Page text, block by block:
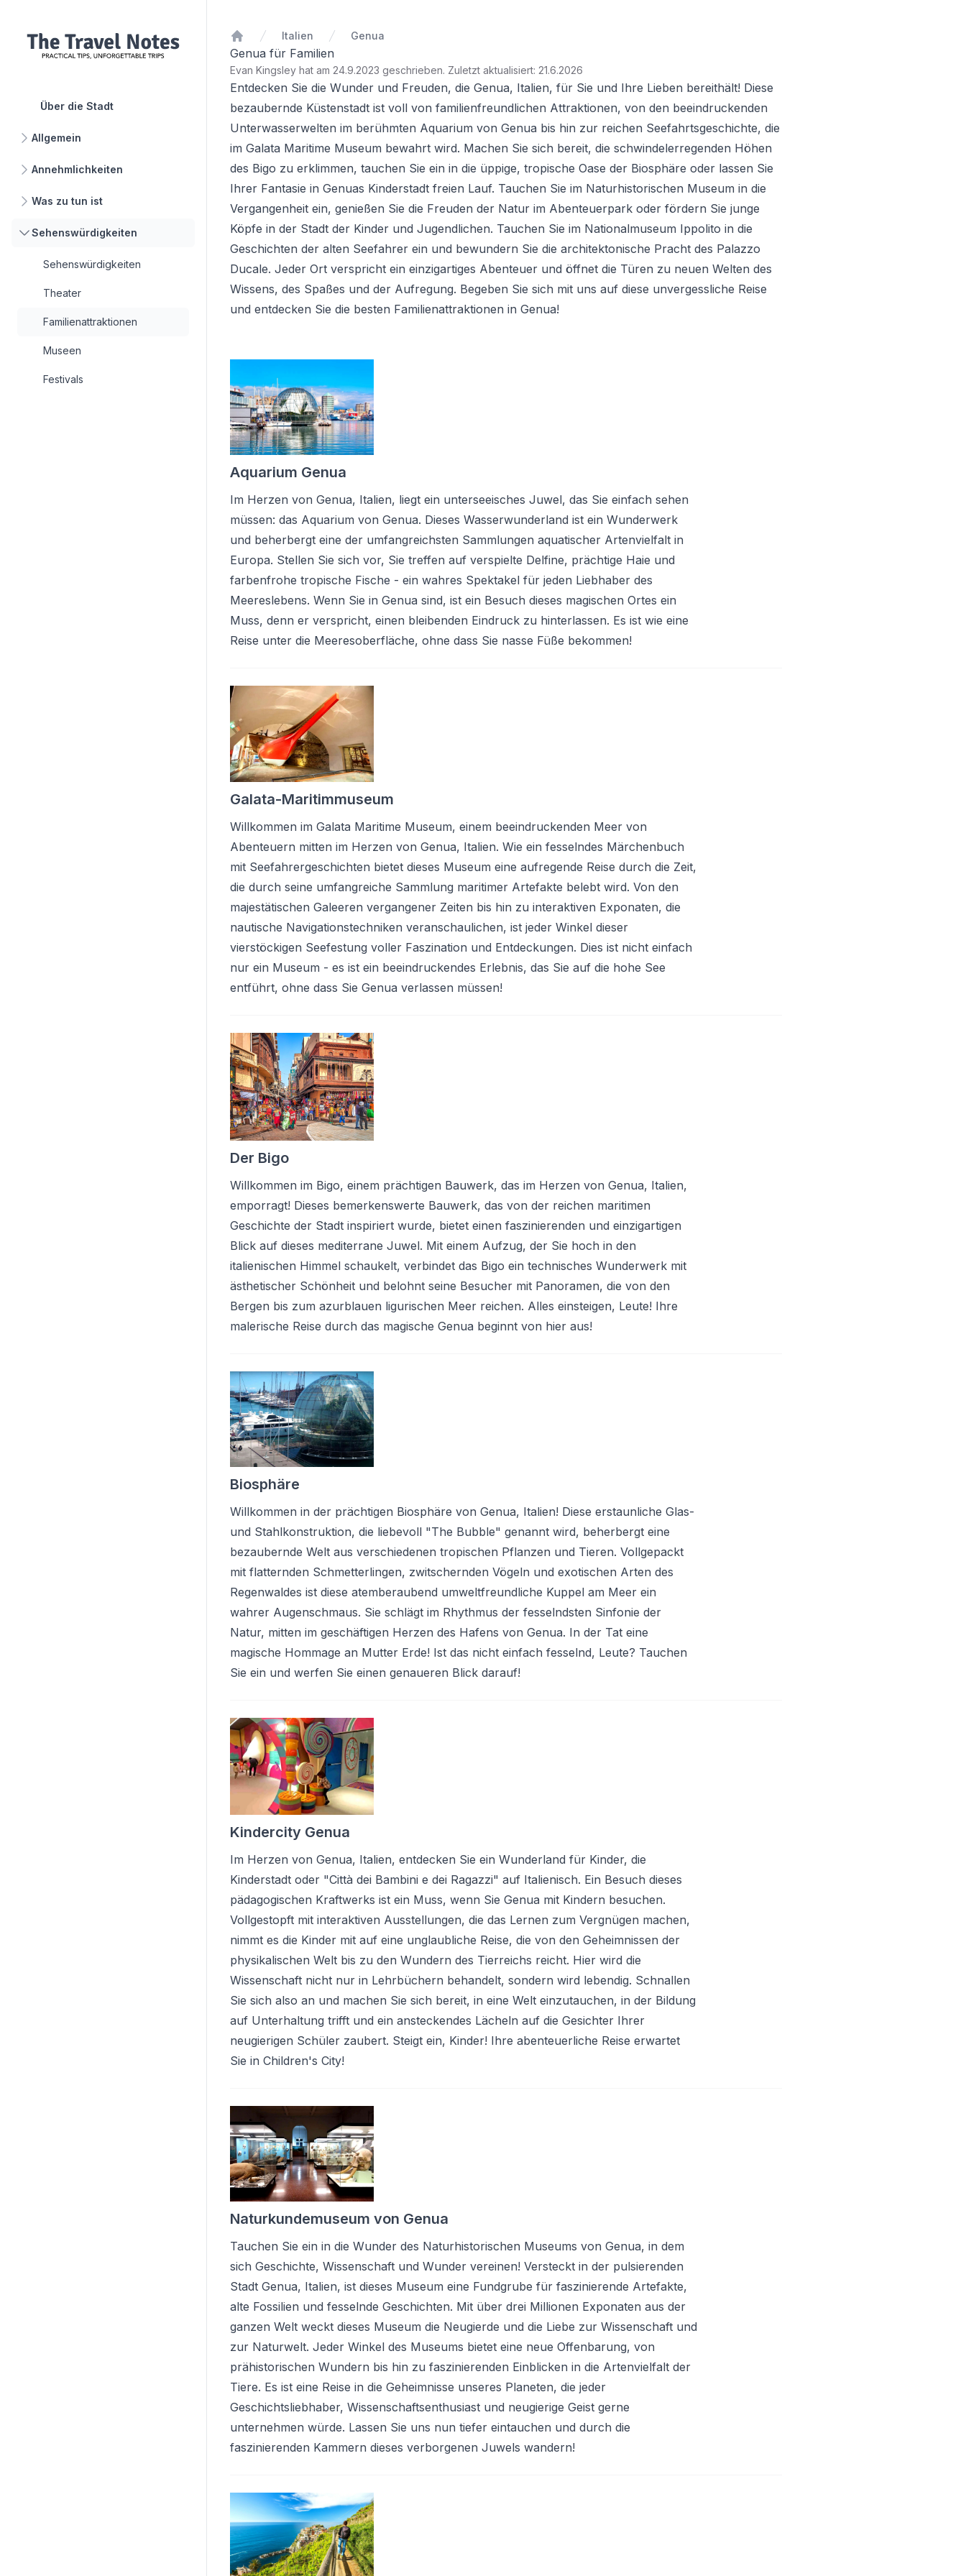
Über die Stadt
Allgemein
Annehmlichkeiten
Was zu tun ist
Sehenswürdigkeiten
Sehenswürdigkeiten
Theater
Familienattraktionen
Museen
Festivals
Startseite
Italien Genua
Genua für Familien
Evan Kingsley hat am 24.9.2023 geschrieben. Zuletzt aktualisiert: 21.6.2026
Entdecken Sie die Wunder und Freuden, die Genua, Italien, für Sie und Ihre Lieben bereithält! Diese
bezaubernde Küstenstadt ist voll von familienfreundlichen Attraktionen, von den beeindruckenden
Unterwasserwelten im berühmten Aquarium von Genua bis hin zur reichen Seefahrtsgeschichte, die
im Galata Maritime Museum bewahrt wird. Machen Sie sich bereit, die schwindelerregenden Höhen
des Bigo zu erklimmen, tauchen Sie ein in die üppige, tropische Oase der Biosphäre oder lassen Sie
Ihrer Fantasie in Genuas Kinderstadt freien Lauf. Tauchen Sie im Naturhistorischen Museum in die
Vergangenheit ein, genießen Sie die Freuden der Natur im Abenteuerpark oder fördern Sie junge
Köpfe in der Stadt der Kinder und Jugendlichen. Tauchen Sie im Nationalmuseum Ippolito in die
Geschichten der alten Seefahrer ein und bewundern Sie die architektonische Pracht des Palazzo
Ducale. Jeder Ort verspricht ein einzigartiges Abenteuer und öffnet die Türen zu neuen Welten des
Wissens, des Spaßes und der Aufregung. Begeben Sie sich mit uns auf diese unvergessliche Reise
und entdecken Sie die besten Familienattraktionen in Genua!
Aquarium Genua
Im Herzen von Genua, Italien, liegt ein unterseeisches Juwel, das Sie einfach sehen
müssen: das Aquarium von Genua. Dieses Wasserwunderland ist ein Wunderwerk
und beherbergt eine der umfangreichsten Sammlungen aquatischer Artenvielfalt in
Europa. Stellen Sie sich vor, Sie treffen auf verspielte Delfine, prächtige Haie und
farbenfrohe tropische Fische - ein wahres Spektakel für jeden Liebhaber des
Meereslebens. Wenn Sie in Genua sind, ist ein Besuch dieses magischen Ortes ein
Muss, denn er verspricht, einen bleibenden Eindruck zu hinterlassen. Es ist wie eine
Reise unter die Meeresoberfläche, ohne dass Sie nasse Füße bekommen!
Galata-Maritimmuseum
Willkommen im Galata Maritime Museum, einem beeindruckenden Meer von
Abenteuern mitten im Herzen von Genua, Italien. Wie ein fesselndes Märchenbuch
mit Seefahrergeschichten bietet dieses Museum eine aufregende Reise durch die Zeit,
die durch seine umfangreiche Sammlung maritimer Artefakte belebt wird. Von den
majestätischen Galeeren vergangener Zeiten bis hin zu interaktiven Exponaten, die
nautische Navigationstechniken veranschaulichen, ist jeder Winkel dieser
vierstöckigen Seefestung voller Faszination und Entdeckungen. Dies ist nicht einfach
nur ein Museum - es ist ein beeindruckendes Erlebnis, das Sie auf die hohe See
entführt, ohne dass Sie Genua verlassen müssen!
Der Bigo
Willkommen im Bigo, einem prächtigen Bauwerk, das im Herzen von Genua, Italien,
emporragt! Dieses bemerkenswerte Bauwerk, das von der reichen maritimen
Geschichte der Stadt inspiriert wurde, bietet einen faszinierenden und einzigartigen
Blick auf dieses mediterrane Juwel. Mit einem Aufzug, der Sie hoch in den
italienischen Himmel schaukelt, verbindet das Bigo ein technisches Wunderwerk mit
ästhetischer Schönheit und belohnt seine Besucher mit Panoramen, die von den
Bergen bis zum azurblauen ligurischen Meer reichen. Alles einsteigen, Leute! Ihre
malerische Reise durch das magische Genua beginnt von hier aus!
Biosphäre
Willkommen in der prächtigen Biosphäre von Genua, Italien! Diese erstaunliche Glas-
und Stahlkonstruktion, die liebevoll "The Bubble" genannt wird, beherbergt eine
bezaubernde Welt aus verschiedenen tropischen Pflanzen und Tieren. Vollgepackt
mit flatternden Schmetterlingen, zwitschernden Vögeln und exotischen Arten des
Regenwaldes ist diese atemberaubend umweltfreundliche Kuppel am Meer ein
wahrer Augenschmaus. Sie schlägt im Rhythmus der fesselndsten Sinfonie der
Natur, mitten im geschäftigen Herzen des Hafens von Genua. In der Tat eine
magische Hommage an Mutter Erde! Ist das nicht einfach fesselnd, Leute? Tauchen
Sie ein und werfen Sie einen genaueren Blick darauf!
Kindercity Genua
Im Herzen von Genua, Italien, entdecken Sie ein Wunderland für Kinder, die
Kinderstadt oder "Città dei Bambini e dei Ragazzi" auf Italienisch. Ein Besuch dieses
pädagogischen Kraftwerks ist ein Muss, wenn Sie Genua mit Kindern besuchen.
Vollgestopft mit interaktiven Ausstellungen, die das Lernen zum Vergnügen machen,
nimmt es die Kinder mit auf eine unglaubliche Reise, die von den Geheimnissen der
physikalischen Welt bis zu den Wundern des Tierreichs reicht. Hier wird die
Wissenschaft nicht nur in Lehrbüchern behandelt, sondern wird lebendig. Schnallen
Sie sich also an und machen Sie sich bereit, in eine Welt einzutauchen, in der Bildung
auf Unterhaltung trifft und ein ansteckendes Lächeln auf die Gesichter Ihrer
neugierigen Schüler zaubert. Steigt ein, Kinder! Ihre abenteuerliche Reise erwartet
Sie in Children's City!
Naturkundemuseum von Genua
Tauchen Sie ein in die Wunder des Naturhistorischen Museums von Genua, in dem
sich Geschichte, Wissenschaft und Wunder vereinen! Versteckt in der pulsierenden
Stadt Genua, Italien, ist dieses Museum eine Fundgrube für faszinierende Artefakte,
alte Fossilien und fesselnde Geschichten. Mit über drei Millionen Exponaten aus der
ganzen Welt weckt dieses Museum die Neugierde und die Liebe zur Wissenschaft und
zur Naturwelt. Jeder Winkel des Museums bietet eine neue Offenbarung, von
prähistorischen Wundern bis hin zu faszinierenden Einblicken in die Artenvielfalt der
Tiere. Es ist eine Reise in die Geheimnisse unseres Planeten, die jeder
Geschichtsliebhaber, Wissenschaftsenthusiast und neugierige Geist gerne
unternehmen würde. Lassen Sie uns nun tiefer eintauchen und durch die
faszinierenden Kammern dieses verborgenen Juwels wandern!